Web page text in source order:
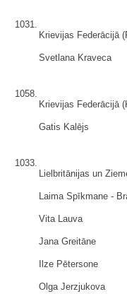
1031.
Krievijas Federācijā
Svetlana Kraveca
1058.
Krievijas Federācijā
Gatis Kalējs
1033.
Lielbritānijas un
Laima Spīkmane -
Vita Lauva
Jana Greitāne
Ilze Pētersone
Olga Jerzjukova